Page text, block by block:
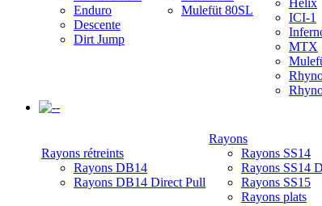
Enduro
Descente
Dirt Jump
Mulefüt 80SL
Helix
ICI-1
MTX
-
Rayons rétreints
Rayons DB14
Rayons DB14 Direct Pull
Rayons
Rayons SS14
Rayons SS14
Rayons SS15
Rayons plats